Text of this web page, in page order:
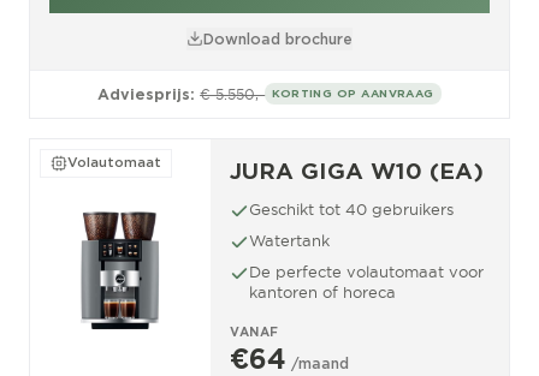
Download brochure
Adviesprijs: € 5.550,- KORTING OP AANVRAAG
Volautomaat JURA GIGA W10 (EA)
Geschikt tot 40 gebruikers
Watertank
De perfecte volautomaat voor
kantoren of horeca
VANAF
€64 /maand